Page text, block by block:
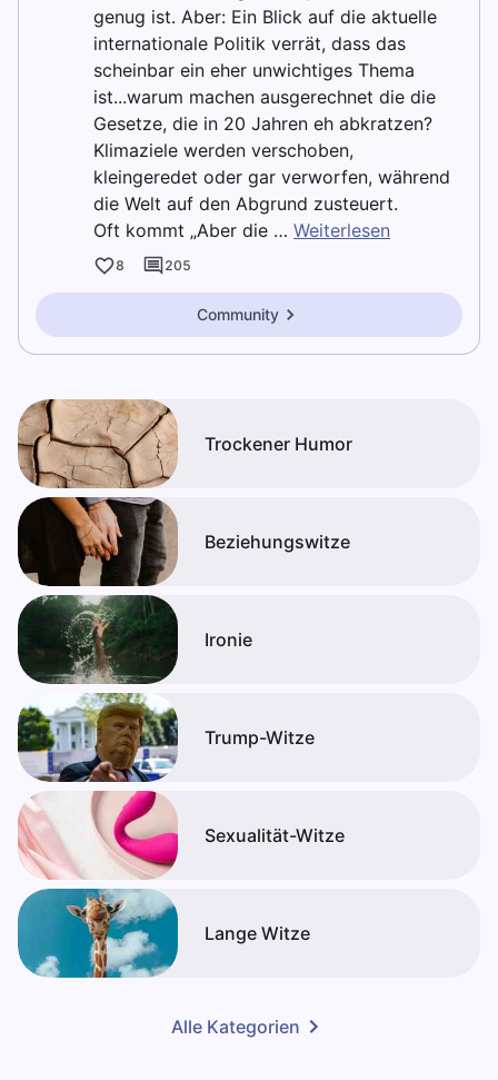
genug ist. Aber: Ein Blick auf die aktuelle
internationale Politik verrät, dass das
scheinbar ein eher unwichtiges Thema
ist...warum machen ausgerechnet die die
Gesetze, die in 20 Jahren eh abkratzen?
Klimaziele werden verschoben,
kleingeredet oder gar verworfen, während
die Welt auf den Abgrund zusteuert.
Oft kommt „Aber die … Weiterlesen
8 205
Community
Trockener Humor
Beziehungswitze
Ironie
Trump-Witze
Sexualität-Witze
Lange Witze
Alle Kategorien